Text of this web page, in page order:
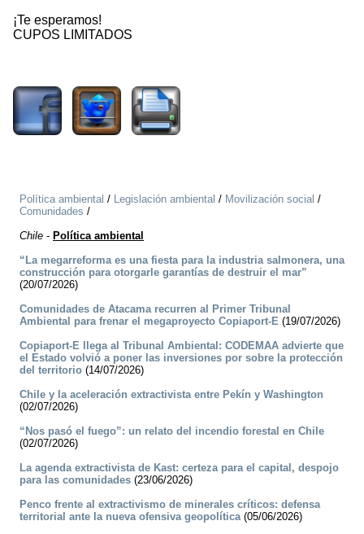
¡Te esperamos!
CUPOS LIMITADOS
Política ambiental / Legislación ambiental / Movilización social /
Comunidades /
Chile - Política ambiental
“La megarreforma es una fiesta para la industria salmonera, una
construcción para otorgarle garantías de destruir el mar”
(20/07/2026)
Comunidades de Atacama recurren al Primer Tribunal
Ambiental para frenar el megaproyecto Copiaport-E (19/07/2026)
Copiaport-E llega al Tribunal Ambiental: CODEMAA advierte que
el Estado volvió a poner las inversiones por sobre la protección
del territorio (14/07/2026)
Chile y la aceleración extractivista entre Pekín y Washington
(02/07/2026)
“Nos pasó el fuego”: un relato del incendio forestal en Chile
(02/07/2026)
La agenda extractivista de Kast: certeza para el capital, despojo
para las comunidades (23/06/2026)
Penco frente al extractivismo de minerales críticos: defensa
territorial ante la nueva ofensiva geopolítica(05/06/2026)